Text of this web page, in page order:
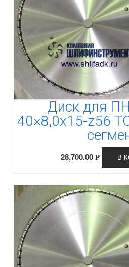
Диск для
40×8,0x15-z56
28,700.00 Р В